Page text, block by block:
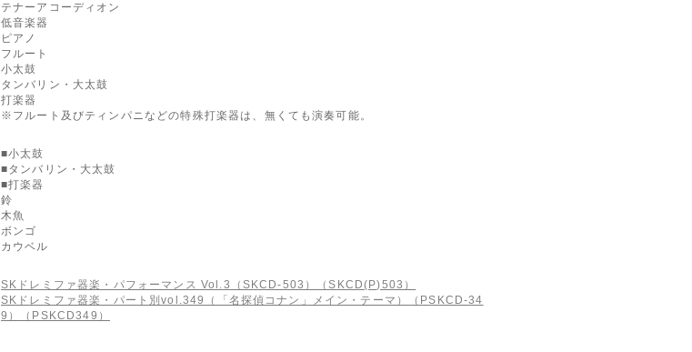
テナーアコーディオン
低音楽器
ピアノ
フルート
小太鼓
タンバリン・大太鼓
打楽器
※フルート及びティンパニなどの特殊打楽器は、無くても演奏可能。
■小太鼓
■タンバリン・大太鼓
■打楽器
鈴
木魚
ボンゴ
カウベル
SKドレミファ器楽・パフォーマンス Vol.3（SKCD-503）（SKCD(P)503）
SKドレミファ器楽・パート別vol.349（「名探偵コナン」メイン・テーマ）（PSKCD-34
9）（PSKCD349）